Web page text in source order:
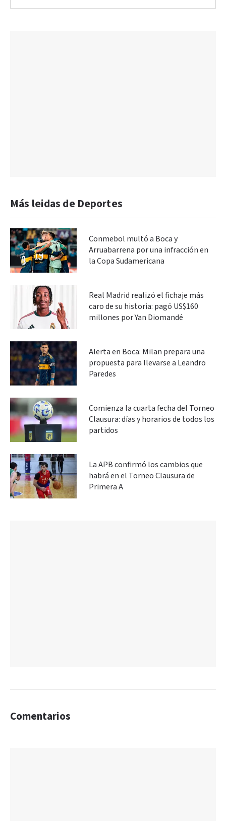
Más leidas de Deportes
Conmebol multó a Boca y
Arruabarrena por una infracción en
la Copa Sudamericana
Real Madrid realizó el fichaje más
caro de su historia: pagó US$160
millones por Yan Diomandé
Alerta en Boca: Milan prepara una
propuesta para llevarse a Leandro
Paredes
Comienza la cuarta fecha del Torneo
Clausura: días y horarios de todos los
partidos
La APB confirmó los cambios que
habrá en el Torneo Clausura de
Primera A
Comentarios